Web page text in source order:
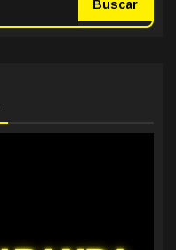
Buscar